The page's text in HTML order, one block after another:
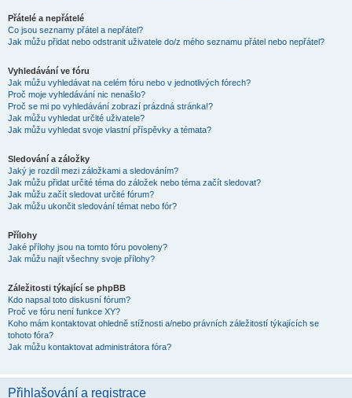
Přátelé a nepřátelé
Co jsou seznamy přátel a nepřátel?
Jak můžu přidat nebo odstranit uživatele do/z mého seznamu přátel nebo nepřátel?
Vyhledávání ve fóru
Jak můžu vyhledávat na celém fóru nebo v jednotlivých fórech?
Proč moje vyhledávání nic nenašlo?
Proč se mi po vyhledávání zobrazí prázdná stránka!?
Jak můžu vyhledat určité uživatele?
Jak můžu vyhledat svoje vlastní příspěvky a témata?
Sledování a záložky
Jaký je rozdíl mezi záložkami a sledováním?
Jak můžu přidat určité téma do záložek nebo téma začít sledovat?
Jak můžu začít sledovat určité fórum?
Jak můžu ukončit sledování témat nebo fór?
Přílohy
Jaké přílohy jsou na tomto fóru povoleny?
Jak můžu najít všechny svoje přílohy?
Záležitosti týkající se phpBB
Kdo napsal toto diskusní fórum?
Proč ve fóru není funkce XY?
Koho mám kontaktovat ohledně stížnosti a/nebo právních záležitostí týkajících se
tohoto fóra?
Jak můžu kontaktovat administrátora fóra?
Přihlašování a registrace